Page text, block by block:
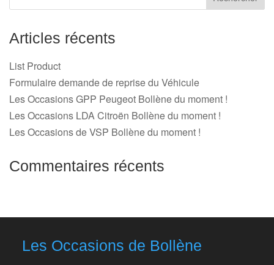
Articles récents
List Product
Formulaire demande de reprise du Véhicule
Les Occasions GPP Peugeot Bollène du moment !
Les Occasions LDA Citroën Bollène du moment !
Les Occasions de VSP Bollène du moment !
Commentaires récents
Les Occasions de Bollène